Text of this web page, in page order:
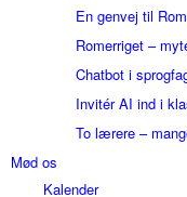
En genvej til
Romerriget –
Chatbot i
Invitér AI ind i
To lærere –
Mød os
Kalender